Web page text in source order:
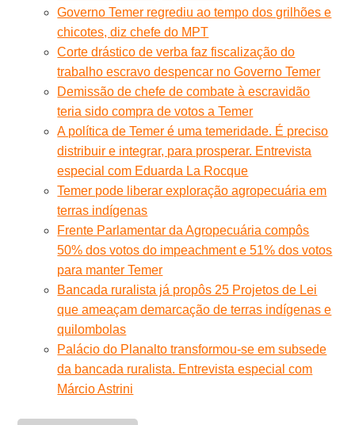
Governo Temer regrediu ao tempo dos grilhões e
chicotes, diz chefe do MPT
Corte drástico de verba faz fiscalização do
trabalho escravo despencar no Governo Temer
Demissão de chefe de combate à escravidão
teria sido compra de votos a Temer
A política de Temer é uma temeridade. É preciso
distribuir e integrar, para prosperar. Entrevista
especial com Eduarda La Rocque
Temer pode liberar exploração agropecuária em
terras indígenas
Frente Parlamentar da Agropecuária compôs
50% dos votos do impeachment e 51% dos votos
para manter Temer
Bancada ruralista já propôs 25 Projetos de Lei
que ameaçam demarcação de terras indígenas e
quilombolas
Palácio do Planalto transformou-se em subsede
da bancada ruralista. Entrevista especial com
Márcio Astrini